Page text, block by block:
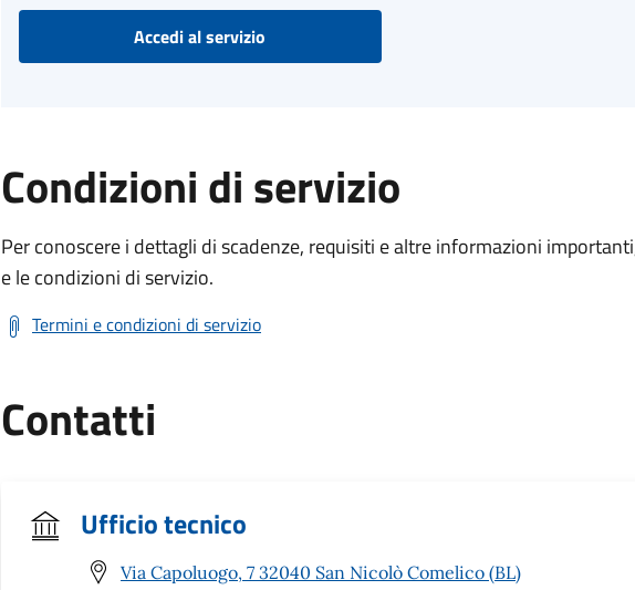
Accedi al servizio
Condizioni di servizio
Per conoscere i dettagli di scadenze, requisiti e altre informazioni
e le condizioni di servizio.
Termini e condizioni di servizio
Contatti
Ufficio tecnico
Via Capoluogo, 7 32040 San Nicolò Comelico (BL)